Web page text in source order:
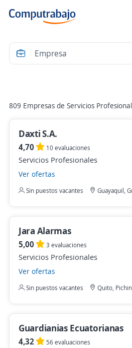
809 Empresas de Servicios
Daxti S.A.
4,70 10 evaluaciones
Servicios Profesionales
Ver ofertas
Sin puestos vacantes Guayaquil,
Jara Alarmas
5,00 3 evaluaciones
Servicios Profesionales
Ver ofertas
Sin puestos vacantes Quito,
Guardianias Ecuatorianas
4,32 56 evaluaciones